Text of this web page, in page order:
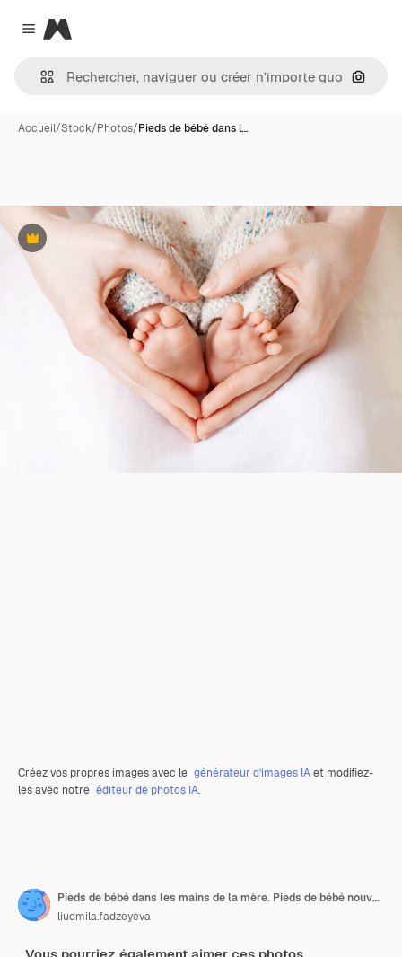
Close menu
Magnific
Accueil/Stock/Photos/Pieds de bébé dans l…
Premium
Créez vos propres images avec le générateur d’images IAet modifiez-
les avec notre éditeur de photos IA.
Pieds de bébé dans les mains de la mère. Pieds de bébé nouveau-né minuscule sur les mains en forme de coeur féminin closeup
liudmila.fadzeyeva